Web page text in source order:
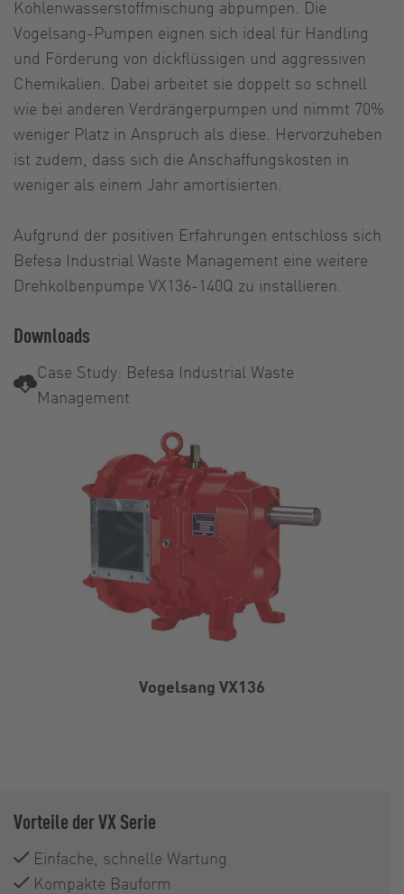
Kohlenwasserstoffmischung abpumpen. Die
Vogelsang-Pumpen eignen sich ideal für Handling
und Förderung von dickflüssigen und aggressiven
Chemikalien. Dabei arbeitet sie doppelt so schnell
wie bei anderen Verdrängerpumpen und nimmt 70%
weniger Platz in Anspruch als diese. Hervorzuheben
ist zudem, dass sich die Anschaffungskosten in
weniger als einem Jahr amortisierten.
Aufgrund der positiven Erfahrungen entschloss sich
Befesa Industrial Waste Management eine weitere
Drehkolbenpumpe VX136-140Q zu installieren.
Downloads
Case Study: Befesa Industrial Waste
Management
Vogelsang VX136
Vorteile der VX Serie
Einfache, schnelle Wartung
Kompakte Bauform